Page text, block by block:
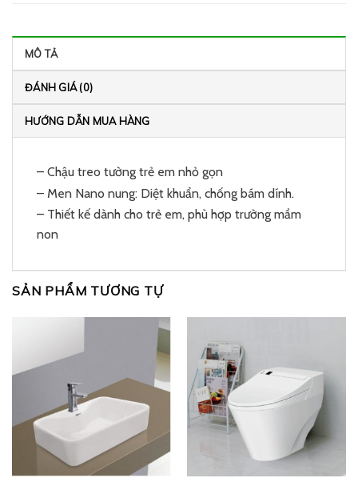
MÔ TẢ
ĐÁNH GIÁ (0)
HƯỚNG DẪN MUA HÀNG
– Chậu treo tường trẻ em nhỏ gọn
– Men Nano nung: Diệt khuẩn, chống bám dính.
– Thiết kế dành cho trẻ em, phù hợp trường mầm
non
SẢN PHẨM TƯƠNG TỰ